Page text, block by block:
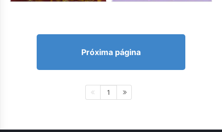
Próxima página
1